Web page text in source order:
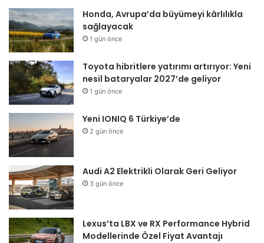
Honda, Avrupa’da büyümeyi kârlılıkla
sağlayacak
1 gün önce
Toyota hibritlere yatırımı artırıyor: Yeni
nesil bataryalar 2027’de geliyor
1 gün önce
Yeni IONIQ 6 Türkiye’de
2 gün önce
Audi A2 Elektrikli Olarak Geri Geliyor
3 gün önce
Lexus’ta LBX ve RX Performance Hybrid
Modellerinde Özel Fiyat Avantajı